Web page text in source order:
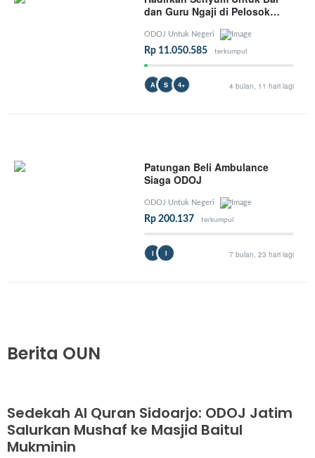
dan Guru Ngaji di Pelosok
ODOJ Untuk Negeri
Rp 11.050.585 terkumpul
A S 4+ 4 bulan, 11 hari lagi
Patungan Beli Ambulance
Siaga ODOJ
ODOJ Untuk Negeri
Rp 200.137 terkumpul
I I 7 bulan, 23 hari lagi
Berita OUN
Sedekah Al Quran Sidoarjo: ODOJ Jatim
Salurkan Mushaf ke Masjid Baitul
Mukminin